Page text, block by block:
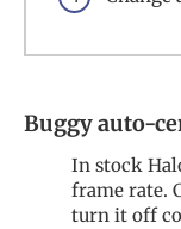
Buggy auto-
In stock
frame rate.
turn it off